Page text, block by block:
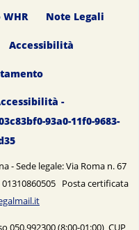
Note Legali
Accessibilità
-
93a0-11f0-9683-
- Sede legale: Via Roma n. 67
01310860505 Posta certificata
(8:00-01:00) CUP